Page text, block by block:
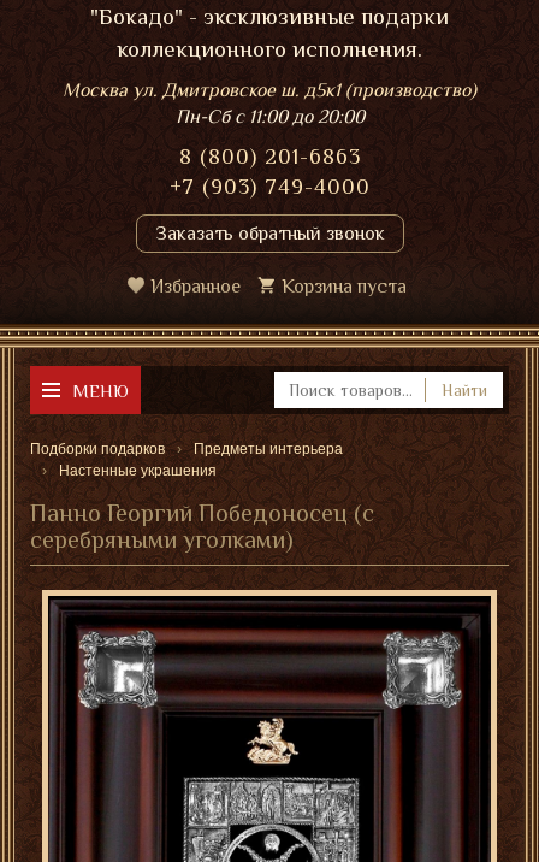
"Бокадо" - эксклюзивные подарки
коллекционного исполнения.
Москва ул. Дмитровское ш. д5к1 (производство)
Пн-Сбс 11:00 до 20:00
8 (800) 201-6863
+7 (903) 749-4000
Заказать обратный звонок
Избранное Корзина пуста
МЕНЮ Найти
Подборки подарков
Предметы интерьера
Настенные украшения
Панно Георгий Победоносец (с
серебряными уголками)